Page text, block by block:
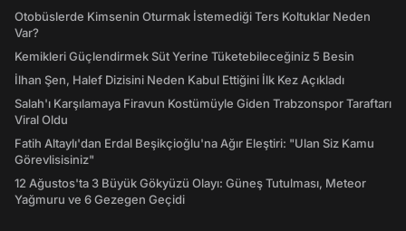
Otobüslerde Kimsenin Oturmak İstemediği Ters Koltuklar Neden
Var?
Kemikleri Güçlendirmek Süt Yerine Tüketebileceğiniz 5 Besin
İlhan Şen, Halef Dizisini Neden Kabul Ettiğini İlk Kez Açıkladı
Salah'ı Karşılamaya Firavun Kostümüyle Giden Trabzonspor Taraftarı
Viral Oldu
Fatih Altaylı'dan Erdal Beşikçioğlu'na Ağır Eleştiri: "Ulan Siz Kamu
Görevlisisiniz"
12 Ağustos'ta 3 Büyük Gökyüzü Olayı: Güneş Tutulması, Meteor
Yağmuru ve 6 Gezegen Geçidi